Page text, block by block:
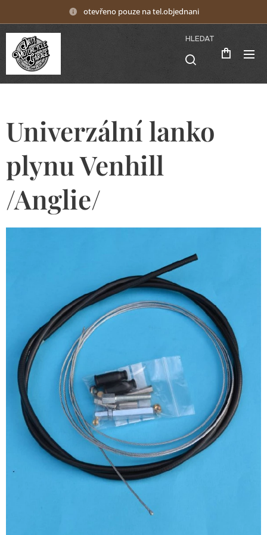
otevřeno pouze na tel.objednani
HLEDAT
Univerzální lanko
plynu Venhill
/Anglie/